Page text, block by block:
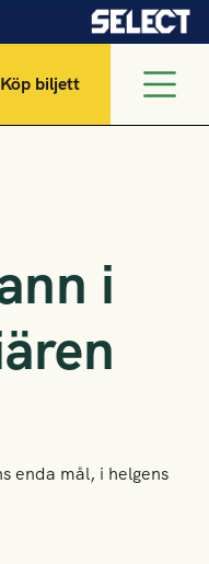
Köp biljett
i
enda mål, i helgens